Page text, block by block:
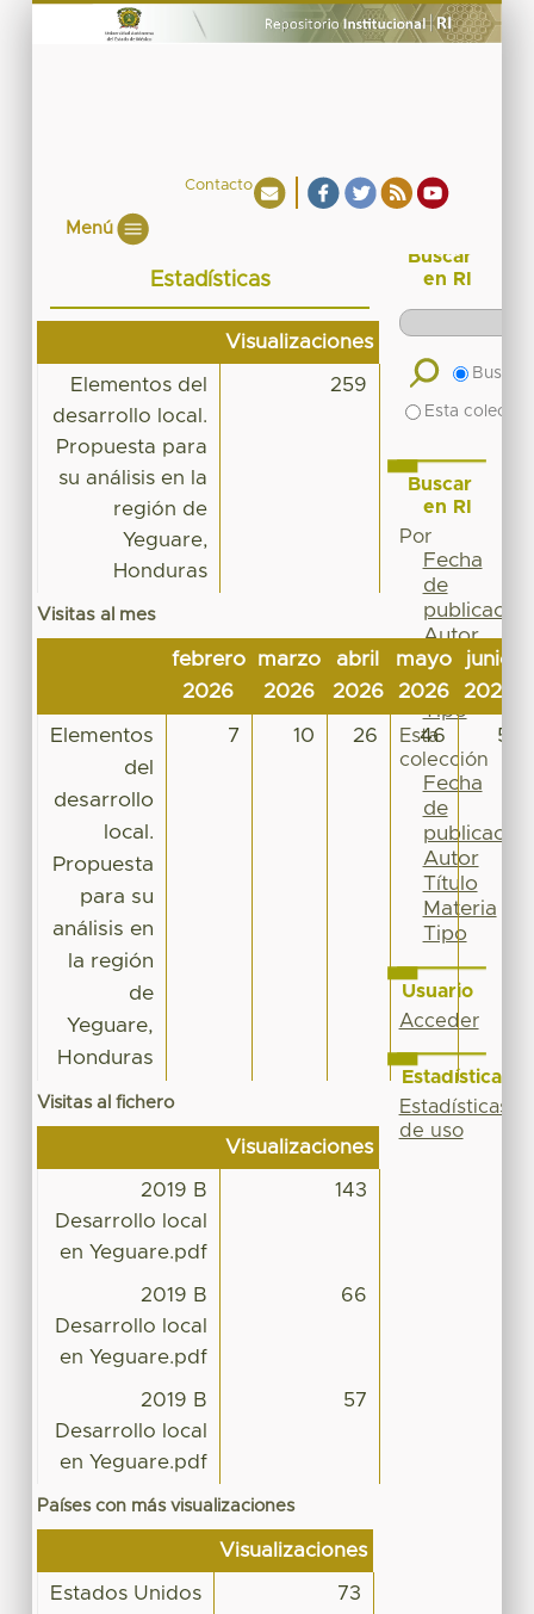
Contacto
Menú
Estadísticas
Visualizaciones
Elementos del
desarrollo local.
Propuesta para
su análisis en la
región de
Yeguare,
Honduras
259
Visitas al mes
febrero
2026
marzo
2026
abril
2026
mayo
2026
junio
2026
Elementos
del
desarrollo
local.
Propuesta
para su
análisis en
la región
de
Yeguare,
Honduras
7 10 26 46 5
Visitas al fichero
Visualizaciones
2019 B
Desarrollo local
en Yeguare.pdf
143
2019 B
Desarrollo local
en Yeguare.pdf
66
2019 B
Desarrollo local
en Yeguare.pdf
57
Países con más visualizaciones
Visualizaciones
Estados Unidos 73
Buscar
en RI
Buscar
Esta
Buscar
en RI
Por
Fecha
de
publicación
Autor
Título
Materia
Tipo
Esta
colección
Fecha
de
publicación
Autor
Título
Materia
Tipo
Usuario
Acceder
Estadísticas
Estadísticas
de uso